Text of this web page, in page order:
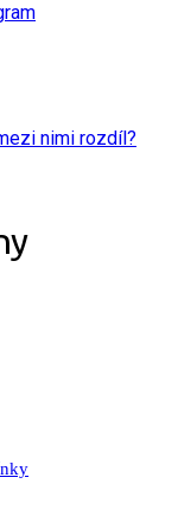
nimi rozdíl?